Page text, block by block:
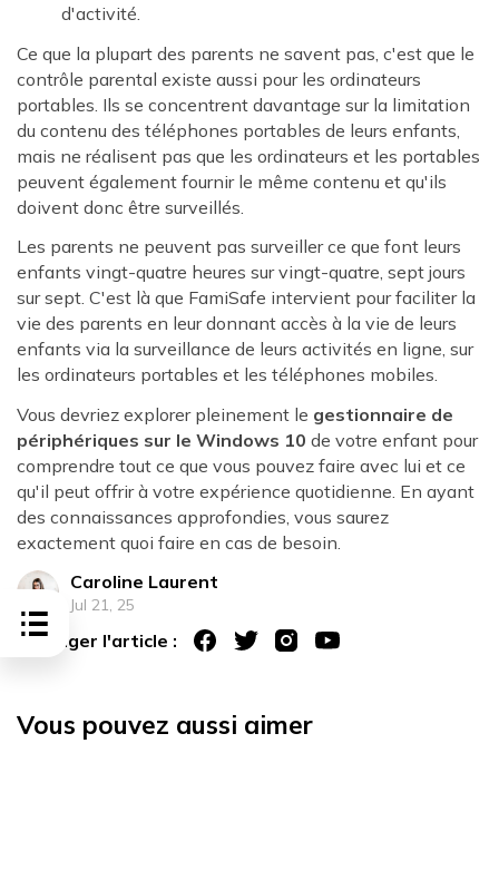
d'activité.
Ce que la plupart des parents ne savent pas, c'est que le
contrôle parental existe aussi pour les ordinateurs
portables. Ils se concentrent davantage sur la limitation
du contenu des téléphones portables de leurs enfants,
mais ne réalisent pas que les ordinateurs et les portables
peuvent également fournir le même contenu et qu'ils
doivent donc être surveillés.
Les parents ne peuvent pas surveiller ce que font leurs
enfants vingt-quatre heures sur vingt-quatre, sept jours
sur sept. C'est là que FamiSafe intervient pour faciliter la
vie des parents en leur donnant accès à la vie de leurs
enfants via la surveillance de leurs activités en ligne, sur
les ordinateurs portables et les téléphones mobiles.
Vous devriez explorer pleinement le gestionnaire de
périphériques sur le Windows 10 de votre enfant pour
comprendre tout ce que vous pouvez faire avec lui et ce
qu'il peut offrir à votre expérience quotidienne. En ayant
des connaissances approfondies, vous saurez
exactement quoi faire en cas de besoin.
Caroline Laurent
Jul 21, 25
Partager l'article :
Vous pouvez aussi aimer